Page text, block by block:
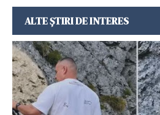
ALTE ȘTIRI DE INTERES